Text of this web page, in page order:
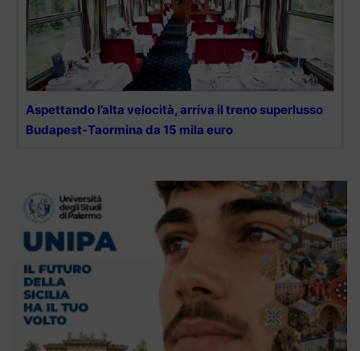
Aspettando l’alta velocità, arriva il treno superlusso
Budapest-Taormina da 15 mila euro